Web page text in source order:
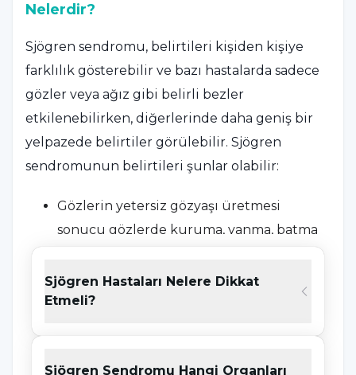
Nelerdir?
Sjögren sendromu, belirtileri kişiden kişiye
farklılık gösterebilir ve bazı hastalarda sadece
gözler veya ağız gibi belirli bezler
etkilenebilirken, diğerlerinde daha geniş bir
yelpazede belirtiler görülebilir. Sjögren
sendromunun belirtileri şunlar olabilir:
Gözlerin yetersiz gözyaşı üretmesi
sonucu gözlerde kuruma, yanma, batma
Tükürük bezlerinin etkilenmesi
nedeniyle ağızda kuruluk, yutma
güçlüğü, ağızda yaralar ve diş çürümeleri.
Bu sendrom, cilt problemleri, burun
Sjögren Hastaları Nelere Dikkat
Etmeli?
Sjögren Sendromu Hangi Organları